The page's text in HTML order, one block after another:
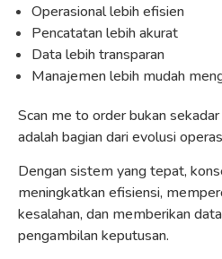
Operasional lebih efisien
Pencatatan lebih akurat
Data lebih transparan
Manajemen lebih mudah
Scan me to order bukan
adalah bagian dari evolusi
Dengan sistem yang tepat,
meningkatkan efisiensi,
kesalahan, dan memberikan
pengambilan keputusan.